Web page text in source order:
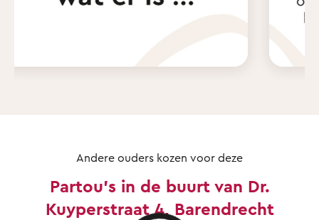
Andere ouders kozen voor deze
Partou's in de buurt van Dr.
Kuyperstraat 4, Barendrecht